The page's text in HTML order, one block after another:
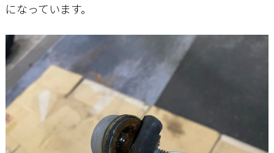
になっています。